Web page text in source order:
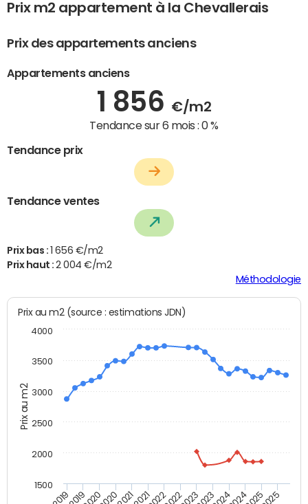
Prix m2 appartement à la Chevallerais
Prix des appartements anciens
Appartements anciens
1 856 €/m2
Tendance sur 6 mois :0 %
Tendance prix
Tendance ventes
Prix bas : 1 656 €/m2
Prix haut :2 004 €/m2
Méthodologie
Prix au m2
Prix au m2 (source : estimations JDN)
1500
2000
2500
3000
3500
4000